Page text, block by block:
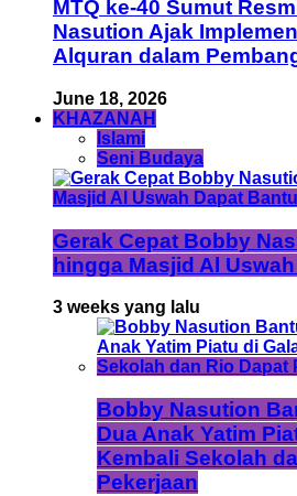
MTQ ke-40 Sumut
Nasution Ajak
Alquran dalam
June 18, 2026
KHAZANAH
Islami
Seni Budaya
Gerak Cepat Bobby
hingga Masjid Al
3 weeks yang lalu
Bobby Nasution
Dua Anak Yatim
Kembali Sekolah
Pekerjaan